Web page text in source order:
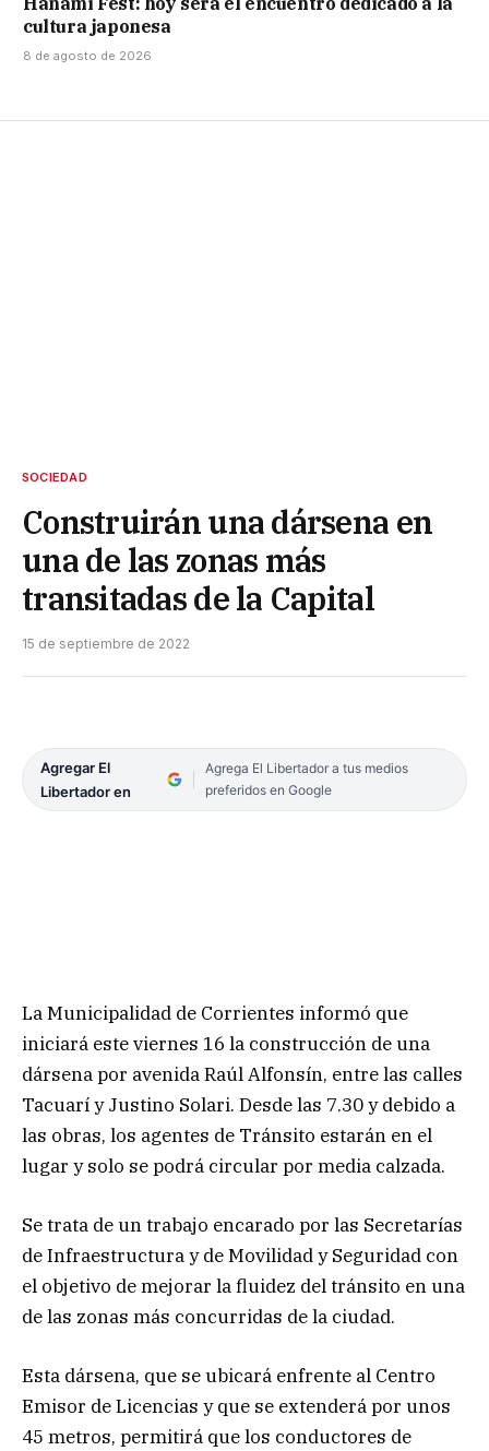
cultura japonesa
8 de agosto de 2026
SOCIEDAD
Construirán una dársena en
una de las zonas más
transitadas de la Capital
15 de septiembre de 2022
Agregar El
Libertador en
Agrega El Libertador a tus medios
preferidos en Google
La Municipalidad de Corrientes informó que
iniciará este viernes 16 la construcción de una
dársena por avenida Raúl Alfonsín, entre las calles
Tacuarí y Justino Solari. Desde las 7.30 y debido a
las obras, los agentes de Tránsito estarán en el
lugar y solo se podrá circular por media calzada.
Se trata de un trabajo encarado por las Secretarías
de Infraestructura y de Movilidad y Seguridad con
el objetivo de mejorar la fluidez del tránsito en una
de las zonas más concurridas de la ciudad.
Esta dársena, que se ubicará enfrente al Centro
Emisor de Licencias y que se extenderá por unos
45 metros, permitirá que los conductores de